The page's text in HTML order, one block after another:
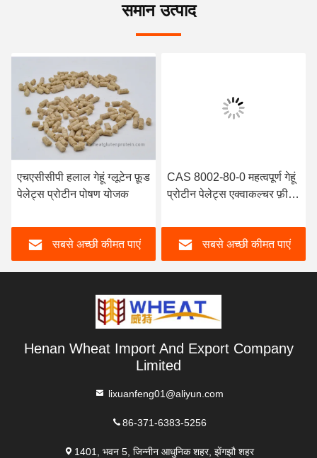
समान उत्पाद
एचएसीसीपी हलाल गेहूं ग्लूटेन फ़ूड
पेलेट्स प्रोटीन पोषण योजक
सबसे अच्छी कीमत पाएं
CAS 8002-80-0 महत्वपूर्ण गेहूं
प्रोटीन पेलेट्स एक्वाकल्चर फ़ीड
सबसे अच्छी कीमत पाएं
Henan Wheat Import And Export Company
Limited
lixuanfeng01@aliyun.com
86-371-6383-5256
1401, भवन 5, जिन्नीन आधुनिक शहर, झेंगझौ शहर